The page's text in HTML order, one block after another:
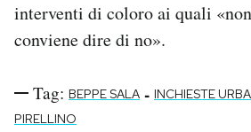
interventi di coloro ai quali
conviene dire di no».
Tag: BEPPE SALA - INCHIESTE
PIRELLINO